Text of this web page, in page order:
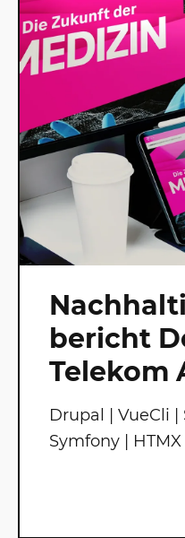
bericht
Telekom
Drupal | VueCli |
Symfony |